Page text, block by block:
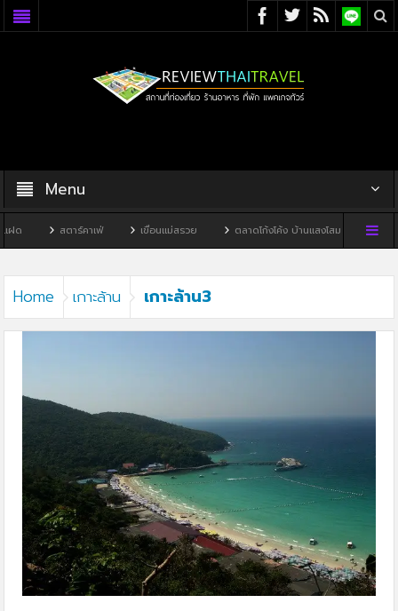
Menu
ด สตาร์คาเฟ่ เขื่อนแม่สรวย ตลาดโก้งโค้ง บ้านแสงโสม ทิวผาค
Home เกาะล้าน เกาะล้าน3